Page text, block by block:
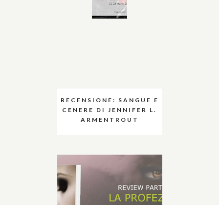
RECENSIONE: SANGUE E
CENERE DI JENNIFER L.
ARMENTROUT